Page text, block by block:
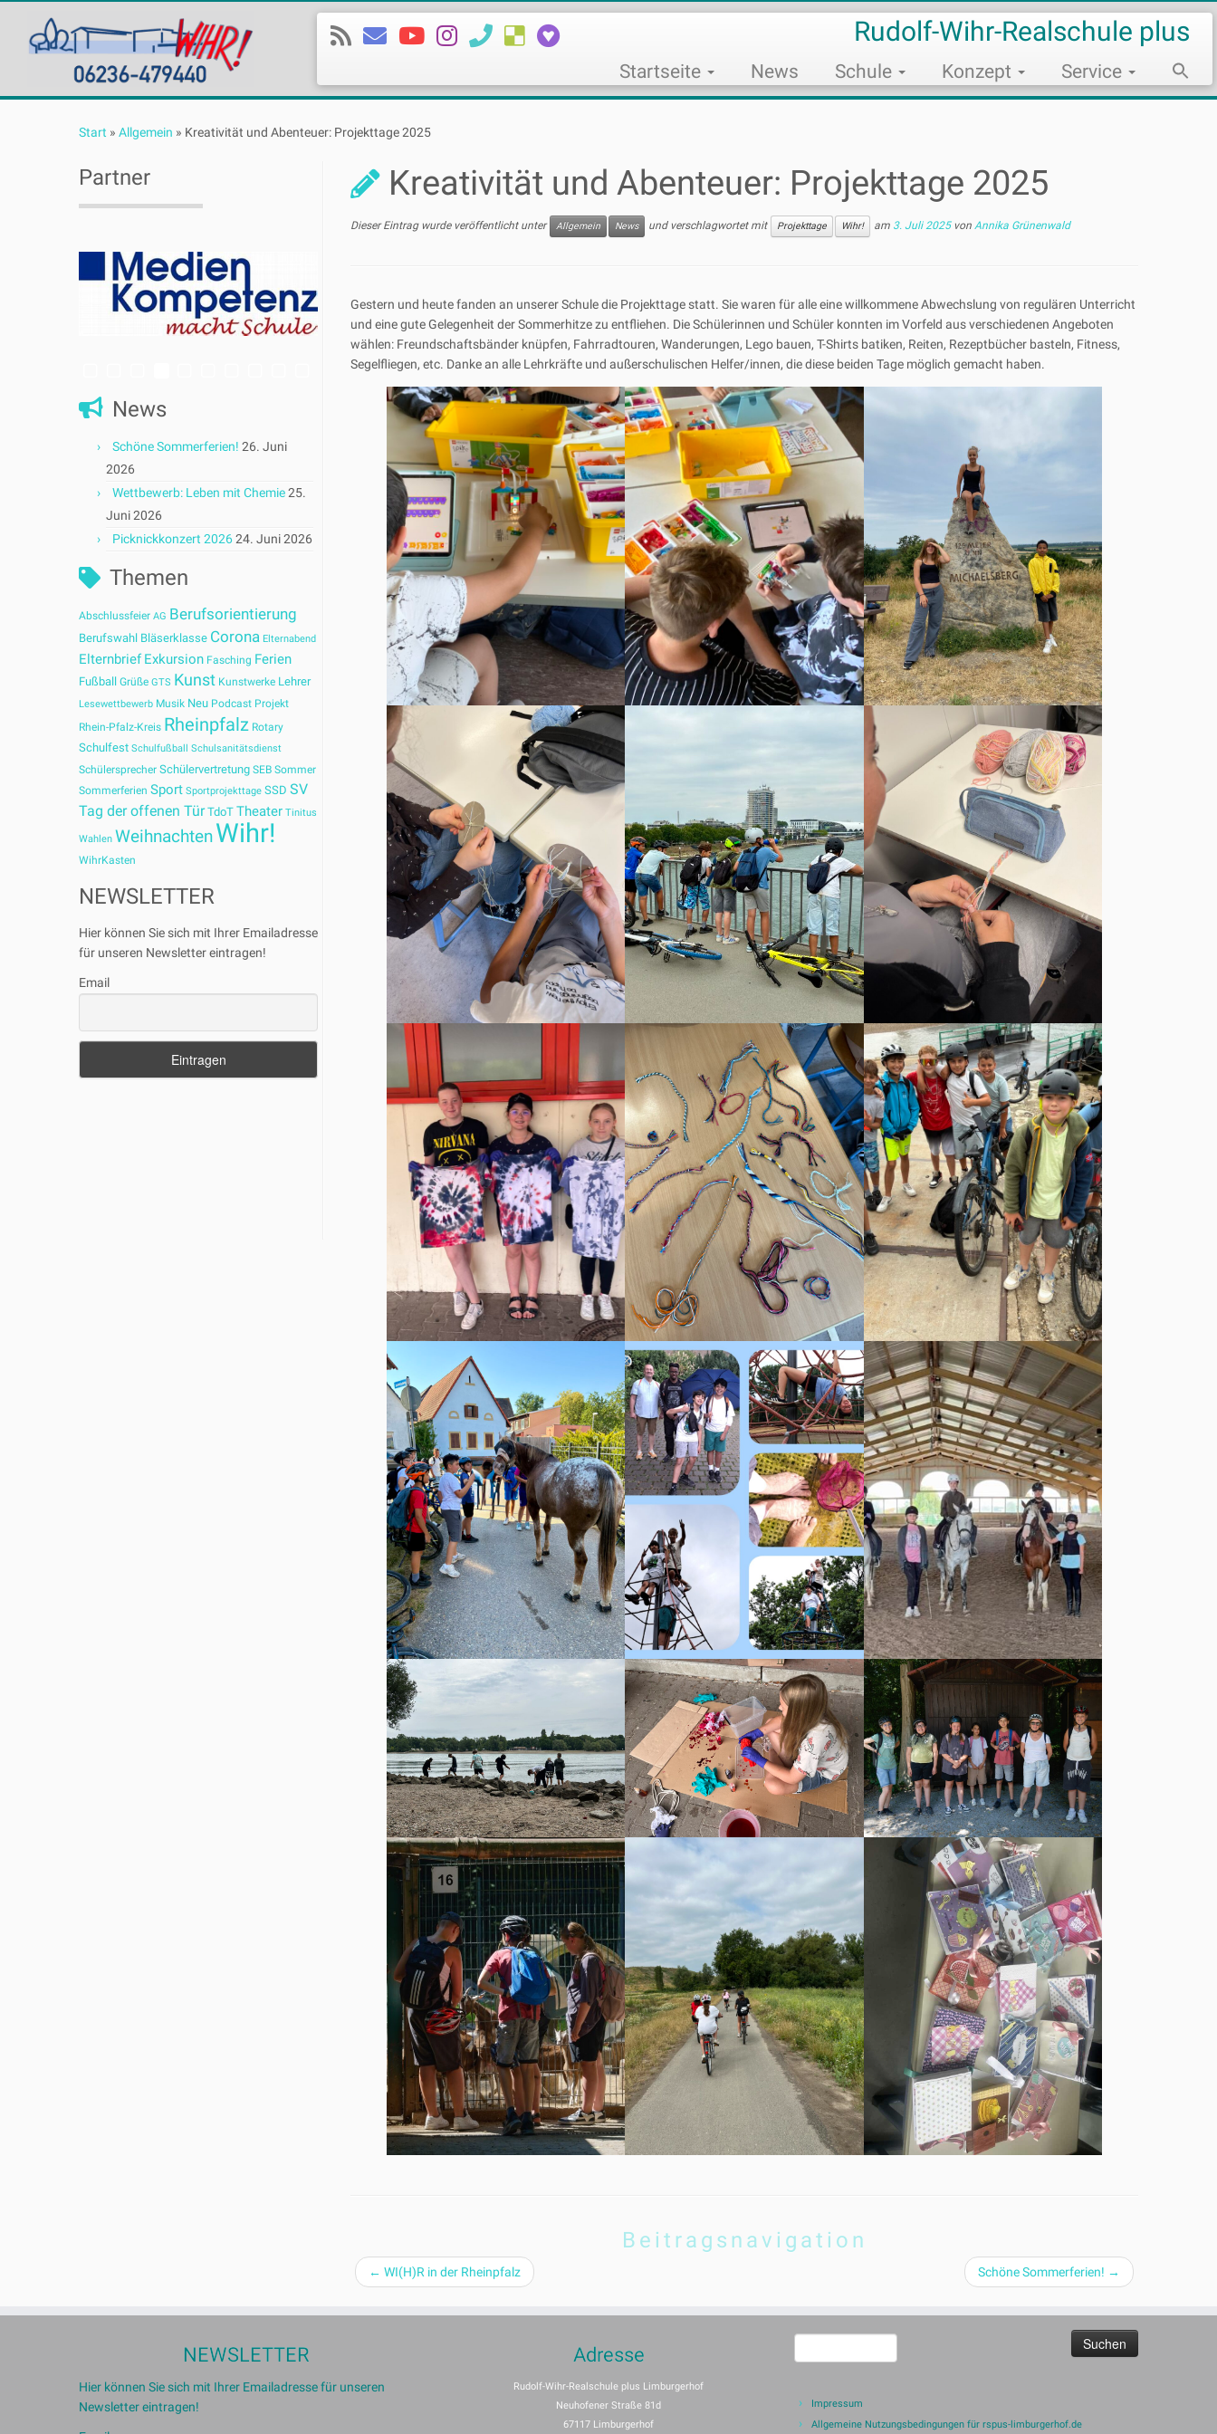
Rudolf-Wihr-Realschule plus
Startseite News Schule Konzept Service
for:
Search
Start » Allgemein » Kreativität und Abenteuer: Projekttage 2025
Partner
News
Schöne Sommerferien! 26. Juni
2026
Wettbewerb: Leben mit Chemie25.
Juni 2026
Picknickkonzert 202624. Juni 2026
Themen
Abschlussfeier AG Berufsorientierung
Berufswahl Bläserklasse Corona Elternabend
Elternbrief Exkursion Fasching Ferien
Fußball Grüße GTS Kunst Kunstwerke Lehrer
Lesewettbewerb Musik Neu Podcast Projekt
Rhein-Pfalz-Kreis Rheinpfalz Rotary
Schulfest Schulfußball Schulsanitätsdienst
Schülersprecher Schülervertretung SEB Sommer
Sommerferien Sport Sportprojekttage SSD SV
Tag der offenen Tür TdoT Theater Tinitus
Wahlen WeihnachtenWihr!
WihrKasten
NEWSLETTER
Hier können Sie sich mit Ihrer Emailadresse
für unseren Newsletter eintragen!
Email
Kreativität und Abenteuer: Projekttage 2025
Dieser Eintrag wurde veröffentlicht unter Allgemein News und verschlagwortet mit Projekttage Wihr! am 3. Juli 2025 von Annika Grünenwald
Gestern und heute fanden an unserer Schule die Projekttage statt. Sie waren für alle eine willkommene Abwechslung von regulären Unterricht
und eine gute Gelegenheit der Sommerhitze zu entfliehen. Die Schülerinnen und Schüler konnten im Vorfeld aus verschiedenen Angeboten
wählen: Freundschaftsbänder knüpfen, Fahrradtouren, Wanderungen, Lego bauen, T-Shirts batiken, Reiten, Rezeptbücher basteln, Fitness,
Segelfliegen, etc. Danke an alle Lehrkräfte und außerschulischen Helfer/innen, die diese beiden Tage möglich gemacht haben.
Beitragsnavigation
← WI(H)R in der Rheinpfalz Schöne Sommerferien! →
NEWSLETTER
Hier können Sie sich mit Ihrer Emailadresse für unseren
Newsletter eintragen!
Adresse
Rudolf-Wihr-Realschule plus Limburgerhof
Neuhofener Straße 81d
67117 Limburgerhof
nach:
Impressum
Allgemeine Nutzungsbedingungen für rspus-limburgerhof.de